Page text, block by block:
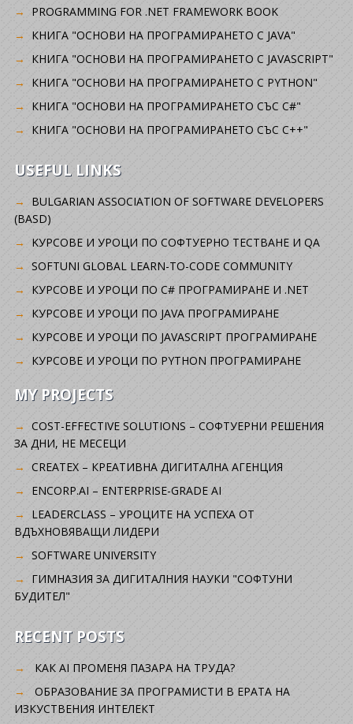
PROGRAMMING FOR .NET FRAMEWORK BOOK
КНИГА "ОСНОВИ НА ПРОГРАМИРАНЕТО С JAVA"
КНИГА "ОСНОВИ НА ПРОГРАМИРАНЕТО С JAVASCRIPT"
КНИГА "ОСНОВИ НА ПРОГРАМИРАНЕТО С PYTHON"
КНИГА "ОСНОВИ НА ПРОГРАМИРАНЕТО СЪС C#"
КНИГА "ОСНОВИ НА ПРОГРАМИРАНЕТО СЪС C++"
USEFUL LINKS
BULGARIAN ASSOCIATION OF SOFTWARE DEVELOPERS
(BASD)
KУРСОВЕ И УРОЦИ ПО СОФТУЕРНО ТЕСТВАНЕ И QA
SOFTUNI GLOBAL LEARN-TO-CODE COMMUNITY
КУРСОВЕ И УРОЦИ ПО C# ПРОГРАМИРАНЕ И .NET
КУРСОВЕ И УРОЦИ ПО JAVA ПРОГРАМИРАНЕ
КУРСОВЕ И УРОЦИ ПО JAVASCRIPT ПРОГРАМИРАНЕ
КУРСОВЕ И УРОЦИ ПО PYTHON ПРОГРАМИРАНЕ
MY PROJECTS
COST-EFFECTIVE SOLUTIONS – СОФТУЕРНИ РЕШЕНИЯ
ЗА ДНИ, НЕ МЕСЕЦИ
CREATEX – КРЕАТИВНА ДИГИТАЛНА АГЕНЦИЯ
ENCORP.AI – ENTERPRISE-GRADE AI
LEADERCLASS – УРОЦИТЕ НА УСПЕХА ОТ
ВДЪХНОВЯВАЩИ ЛИДЕРИ
SOFTWARE UNIVERSITY
ГИМНАЗИЯ ЗА ДИГИТАЛНИЯ НАУКИ "СОФТУНИ
БУДИТЕЛ"
RECENT POSTS
КАК AI ПРОМЕНЯ ПАЗАРА НА ТРУДА?
ОБРАЗОВАНИЕ ЗА ПРОГРАМИСТИ В ЕРАТА НА
ИЗКУСТВЕНИЯ ИНТЕЛЕКТ